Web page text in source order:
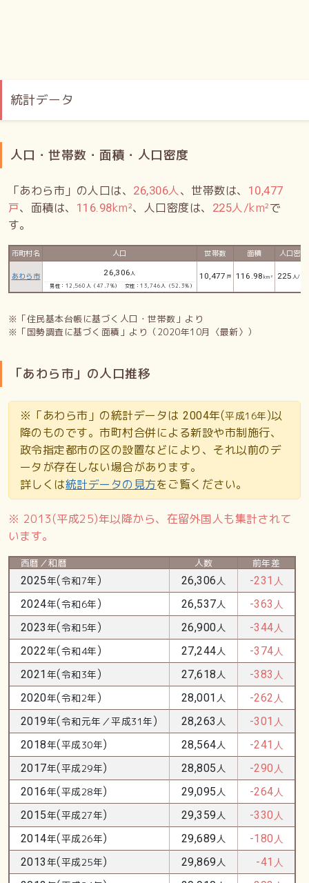
統計データ
人口・世帯数・面積・人口密度
「あわら市」の人口は、 26,306人、世帯数は、 10,477
戸、面積は、 116.98km²、人口密度は、 225人/km²で
す。
市町村名 人口 世帯数 面積 人口密度
あわら市 26,306 人
男性：12,560人（47.7%）
女性：13,746人（52.3%）
10,477 戸 116.98 km² 225 人/
※「住民基本台帳に基づく人口・世帯数」より
※「国勢調査に基づく面積」より（2020年10月〈最新〉）
「あわら市」の人口推移
※「あわら市」の統計データは2004年(平成16年)以
降のものです。市町村合併による新設や市制施行、
政令指定都市の区の設置などにより、それ以前のデ
ータが存在しない場合があります。
詳しくは統計データの見方をご覧ください。
※ 2013(平成25)年以降から、在留外国人も集計されて
います。
西暦／和暦 人数 前年差
2025年(令和7年) 26,306人 -231 人
2024年(令和6年) 26,537人 -363 人
2023年(令和5年) 26,900人 -344人
2022年(令和4年) 27,244人 -374人
2021 年(令和3年) 27,618人 -383 人
2020年(令和2年) 28,001 人 -262 人
2019年(令和元年／平成31年) 28,263人 -301 人
2018年(平成30年) 28,564人 -241 人
2017年(平成29年) 28,805人 -290 人
2016年(平成28年) 29,095人 -264人
2015年(平成27年) 29,359人 -330 人
2014年(平成26年) 29,689人 -180 人
2013年(平成25年) 29,869人 -41 人